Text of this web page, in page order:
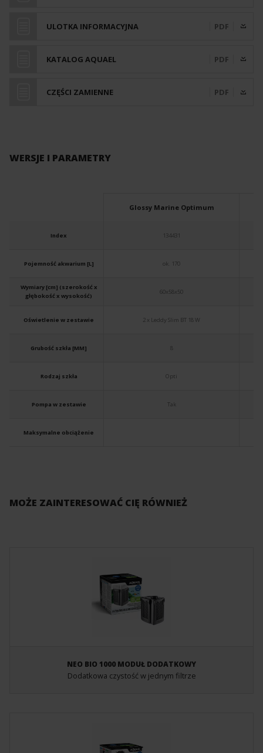
ULOTKA INFORMACYJNA PDF
KATALOG AQUAEL PDF
CZĘŚCI ZAMIENNE PDF
WERSJE I PARAMETRY
Index
Pojemność akwarium [L]
Wymiary [cm] (szerokość x
głębokość x wysokość)
Oświetlenie w zestawie
Grubość szkła [MM]
Rodzaj szkła
Pompa w zestawie
Maksymalne obciążenie
Glossy Marine Optimum
134431
ok. 170
60x58x50
2 x Leddy Slim BT 18 W
8
Opti
Tak
MOŻE ZAINTERESOWAĆ CIĘ RÓWNIEŻ
NEO BIO 1000 MODUŁ DODATKOWY
Dodatkowa czystość w jednym filtrze